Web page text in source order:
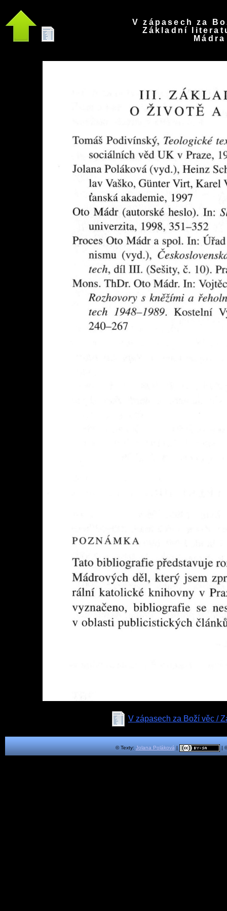
V zápasech za
Základní
V zápasech za Boží věc /
© Texty: Jolana Poláková | |